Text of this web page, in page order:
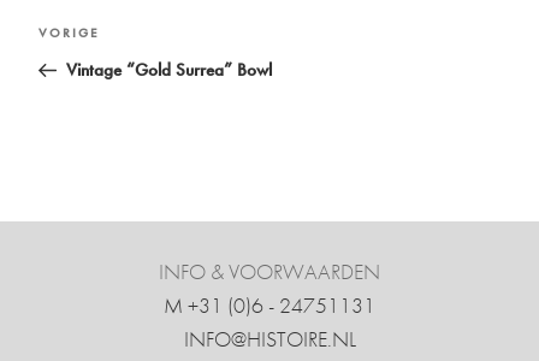
Bericht
navigatie
Vorig
bericht
VORIGE
Vintage “Gold Surrea” Bowl
INFO & VOORWAARDEN
M +31 ‍(0)6 - 24751131
INFO@HISTOIRE.NL